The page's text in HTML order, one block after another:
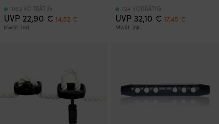
UVP 22,90 € Ursprünglicher
Preis
14,52 €
MwSt. inkl.
1062 VORRÄTIG
UVP 32,10 € Ursprünglicher
Preis
17,45 €Aktueller
MwSt. inkl.
724 VORRÄTIG